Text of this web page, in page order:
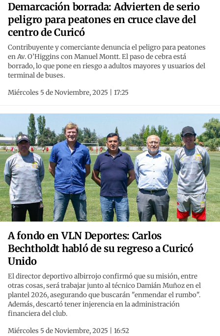
Demarcación borrada: Advierten de serio
peligro para peatones en cruce clave del
centro de Curicó
Contribuyente y comerciante denuncia el peligro para peatones
en Av. O’Higgins con Manuel Montt. El paso de cebra está
borrado, lo que pone en riesgo a adultos mayores y usuarios del
terminal de buses.
Miércoles 5 de Noviembre, 2025 | 17:25
A fondo en VLN Deportes: Carlos
Bechtholdt habló de su regreso a Curicó
Unido
El director deportivo albirrojo confirmó que su misión, entre
otras cosas, será trabajar junto al técnico Damián Muñoz en el
plantel 2026, asegurando que buscarán "enmendar el rumbo".
Además, descartó tener injerencia en la administración
financiera del club.
Miércoles 5 de Noviembre, 2025 | 16:52